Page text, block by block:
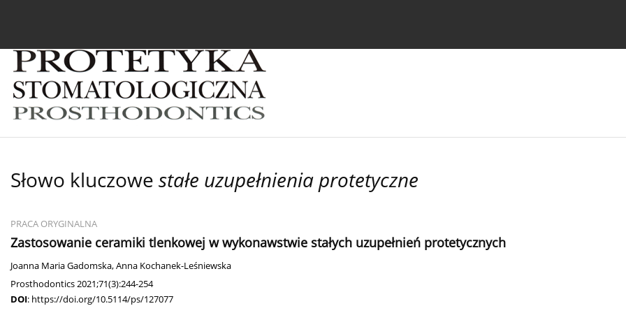
Słowo kluczowe stałe uzupełnienia protetyczne
PRACA ORYGINALNA
Zastosowanie ceramiki tlenkowej w wykonawstwie stałych uzupełnień protetycznych
Joanna Maria Gadomska,Anna Kochanek-Leśniewska
Prosthodontics 2021;71(3):244-254
DOI: https://doi.org/10.5114/ps/127077